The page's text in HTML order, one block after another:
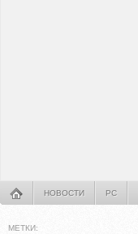
НОВОСТИ PC
МЕТКИ: